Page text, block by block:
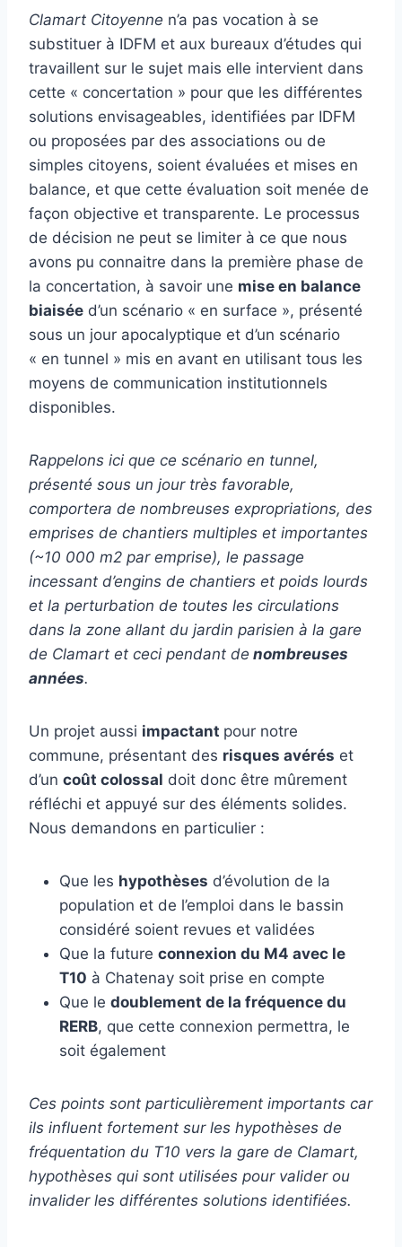
Clamart Citoyenne n’a pas vocation à se
substituer à IDFM et aux bureaux d’études qui
travaillent sur le sujet mais elle intervient dans
cette « concertation » pour que les différentes
solutions envisageables, identifiées par IDFM
ou proposées par des associations ou de
simples citoyens, soient évaluées et mises en
balance, et que cette évaluation soit menée de
façon objective et transparente. Le processus
de décision ne peut se limiter à ce que nous
avons pu connaitre dans la première phase de
la concertation, à savoir une mise en balance
biaisée d’un scénario « en surface », présenté
sous un jour apocalyptique et d’un scénario
« en tunnel » mis en avant en utilisant tous les
moyens de communication institutionnels
disponibles.
Rappelons ici que ce scénario en tunnel,
présenté sous un jour très favorable,
comportera de nombreuses expropriations, des
emprises de chantiers multiples et importantes
(~10 000 m2 par emprise), le passage
incessant d’engins de chantiers et poids lourds
et la perturbation de toutes les circulations
dans la zone allant du jardin parisien à la gare
de Clamart et ceci pendant de nombreuses
années.
Un projet aussi impactant pour notre
commune, présentant des risques avérés et
d’un coût colossal doit donc être mûrement
réfléchi et appuyé sur des éléments solides.
Nous demandons en particulier :
Que les hypothèses d’évolution de la
population et de l’emploi dans le bassin
considéré soient revues et validées
Que la future connexion du M4 avec le
T10 à Chatenay soit prise en compte
Que le doublement de la fréquence du
RERB, que cette connexion permettra, le
soit également
Ces points sont particulièrement importants car
ils influent fortement sur les hypothèses de
fréquentation du T10 vers la gare de Clamart,
hypothèses qui sont utilisées pour valider ou
invalider les différentes solutions identifiées.